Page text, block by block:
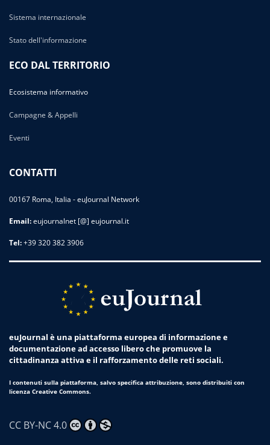
Sistema internazionale
Stato dell'informazione
ECO DAL TERRITORIO
Ecosistema informativo
Campagne & Appelli
Eventi
CONTATTI
00167 Roma, Italia - euJournal Network
Email:eujournalnet [@] eujournal.it
Tel:+39 320 382 3906
euJournal è una piattaforma europea di informazione e
documentazione ad accesso libero che promuove la
cittadinanza attiva e il rafforzamento delle reti sociali.
I contenuti sulla piattaforma, salvo specifica attribuzione, sono distribuiti con
licenza Creative Commons.
CC BY-NC 4.0